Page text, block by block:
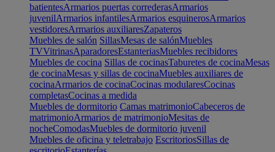
batientesArmarios puertas correderasArmarios
juvenilArmarios infantilesArmarios esquinerosArmarios
vestidoresArmarios auxiliaresZapateros
Muebles de salón SillasMesas de salónMuebles
TVVitrinasAparadoresEstanteriasMuebles recibidores
Muebles de cocina Sillas de cocinasTaburetes de cocinaMesas
de cocinaMesas y sillas de cocinaMuebles auxiliares de
cocinaArmarios de cocinaCocinas modularesCocinas
completasCocinas a medida
Muebles de dormitorio Camas matrimonioCabeceros de
matrimonioArmarios de matrimonioMesitas de
nocheComodasMuebles de dormitorio juvenil
Muebles de oficina y teletrabajo EscritoriosSillas de